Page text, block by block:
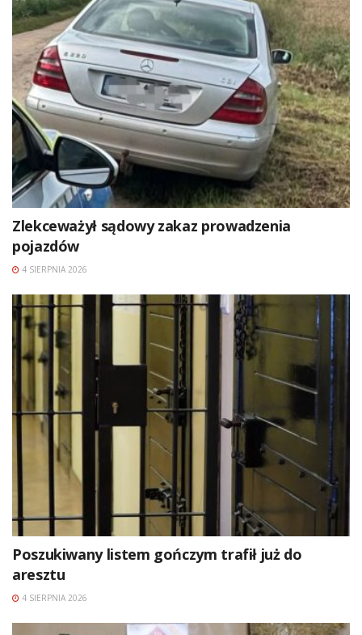
Zlekceważył sądowy zakaz prowadzenia
pojazdów
4 SIERPNIA 2026
Poszukiwany listem gończym trafił już do
aresztu
4 SIERPNIA 2026